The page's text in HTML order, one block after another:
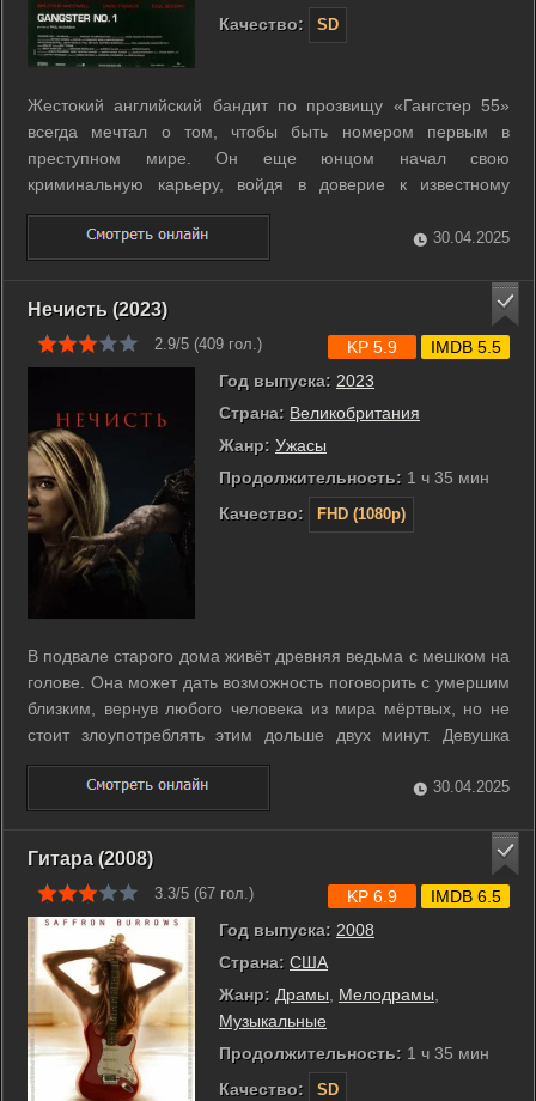
Качество:
SD
Жестокий английский бандит по прозвищу «Гангстер 55»
всегда мечтал о том, чтобы быть номером первым в
преступном мире. Он еще юнцом начал свою
криминальную карьеру, войдя в доверие к известному
гангстеру Фредди Мэйсу и став его другом. Ненадолго.
Настоящий психопат, Гангстер 55, не колеблясь, разжигает
потушенный было пожар войны между бандами. В ...
30.04.2025
Нечисть (2023)
2.9/5 (409 гол.)
Год выпуска: 2023
Страна: Великобритания
Жанр: Ужасы
Продолжительность: 1 ч 35 мин
Качество:
FHD (1080p)
KP 5.9 IMDB 5.5
В подвале старого дома живёт древняя ведьма с мешком на
голове. Она может дать возможность поговорить с умершим
близким, вернув любого человека из мира мёртвых, но не
стоит злоупотреблять этим дольше двух минут. Девушка
Айрис получает зловещее здание в наследство от отца и
становится не только хозяйкой ведьмы, но и её заложницей.
...
30.04.2025
Гитара (2008)
3.3/5 (67 гол.)
Год выпуска: 2008
Страна: США
Жанр: Драмы Мелодрамы
Музыкальные
Продолжительность: 1 ч 35 мин
Качество:
SD
KP 6.9 IMDB 6.5